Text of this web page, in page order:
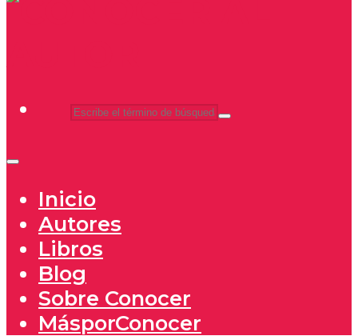
Inicio
Autores
Libros
Blog
Sobre Conocer
MásporConocer